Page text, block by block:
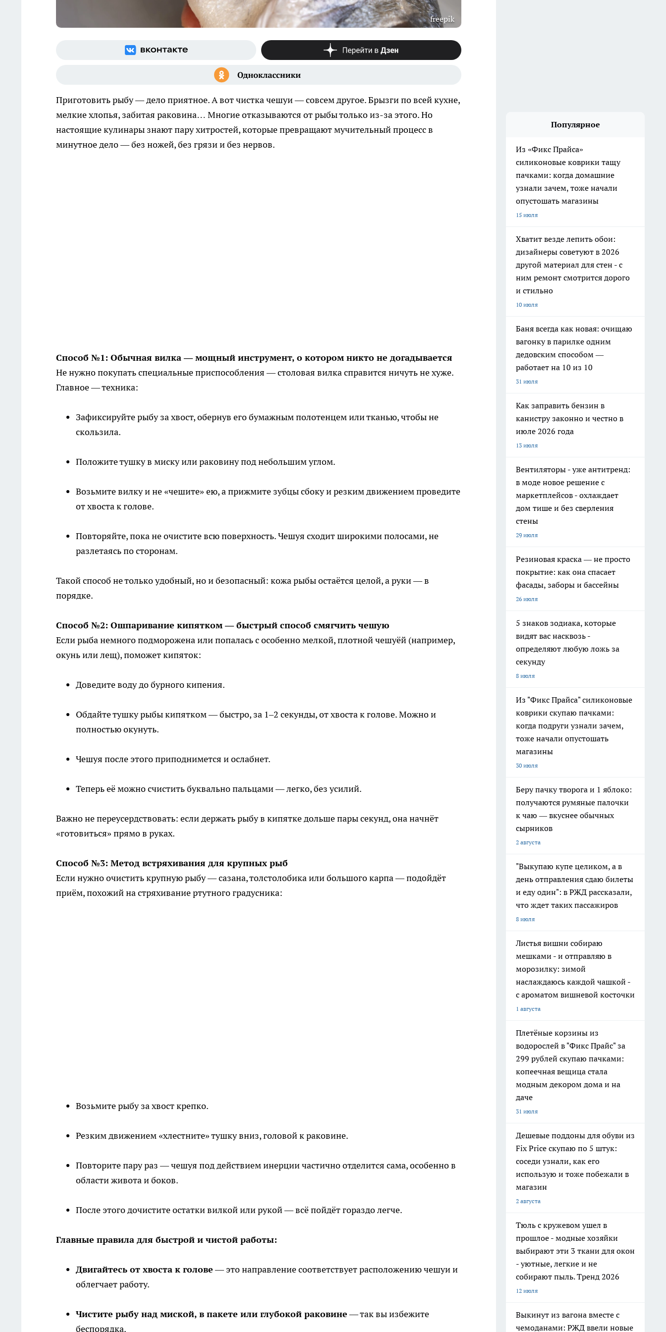
freepik
Приготовить рыбу — дело приятное. А вот чистка чешуи — совсем другое. Брызги по всей кухне,
мелкие хлопья, забитая раковина… Многие отказываются от рыбы только из-за этого. Но
настоящие кулинары знают пару хитростей, которые превращают мучительный процесс в
минутное дело — без ножей, без грязи и без нервов.
Способ №1: Обычная вилка — мощный инструмент, о котором никто не догадывается
Не нужно покупать специальные приспособления — столовая вилка справится ничуть не хуже.
Главное — техника:
Зафиксируйте рыбу за хвост, обернув его бумажным полотенцем или тканью, чтобы не
скользила.
Положите тушку в миску или раковину под небольшим углом.
Возьмите вилку и не «чешите» ею, а прижмите зубцы сбоку и резким движением проведите
от хвоста к голове.
Повторяйте, пока не очистите всю поверхность. Чешуя сходит широкими полосами, не
разлетаясь по сторонам.
Такой способ не только удобный, но и безопасный: кожа рыбы остаётся целой, а руки — в
порядке.
Способ №2: Ошпаривание кипятком — быстрый способ смягчить чешую
Если рыба немного подморожена или попалась с особенно мелкой, плотной чешуёй (например,
окунь или лещ), поможет кипяток:
Доведите воду до бурного кипения.
Обдайте тушку рыбы кипятком — быстро, за 1–2 секунды, от хвоста к голове. Можно и
полностью окунуть.
Чешуя после этого приподнимется и ослабнет.
Теперь её можно счистить буквально пальцами — легко, без усилий.
Важно не переусердствовать: если держать рыбу в кипятке дольше пары секунд, она начнёт
«готовиться» прямо в руках.
Способ №3: Метод встряхивания для крупных рыб
Если нужно очистить крупную рыбу — сазана, толстолобика или большого карпа — подойдёт
приём, похожий на стряхивание ртутного градусника:
Возьмите рыбу за хвост крепко.
Резким движением «хлестните» тушку вниз, головой к раковине.
Повторите пару раз — чешуя под действием инерции частично отделится сама, особенно в
области живота и боков.
После этого дочистите остатки вилкой или рукой — всё пойдёт гораздо легче.
Главные правила для быстрой и чистой работы:
Двигайтесь от хвоста к голове— это направление соответствует расположению чешуи и
облегчает работу.
Чистите рыбу над миской, в пакете или глубокой раковине— так вы избежите
беспорядка.
Популярное
Из «Фикс Прайса»
силиконовые коврики тащу
пачками: когда домашние
узнали зачем, тоже начали
опустошать магазины
15 июля
Хватит везде лепить обои:
дизайнеры советуют в 2026
другой материал для стен - с
ним ремонт смотрится дорого
и стильно
10 июля
Баня всегда как новая: очищаю
вагонку в парилке одним
дедовским способом —
работает на 10 из 10
31 июля
Как заправить бензин в
канистру законно и честно в
июле 2026 года
13 июля
Вентиляторы - уже антитренд:
в моде новое решение с
маркетплейсов - охлаждает
дом тише и без сверления
стены
29 июля
Резиновая краска — не просто
покрытие: как она спасает
фасады, заборы и бассейны
26 июля
5 знаков зодиака, которые
видят вас насквозь -
определяют любую ложь за
секунду
8 июля
Из "Фикс Прайса" силиконовые
коврики скупаю пачками:
когда подруги узнали зачем,
тоже начали опустошать
магазины
30 июля
Беру пачку творога и 1 яблоко:
получаются румяные палочки
к чаю — вкуснее обычных
сырников
2 августа
"Выкупаю купе целиком, а в
день отправления сдаю билеты
и еду один": в РЖД рассказали,
что ждет таких пассажиров
8 июля
Листья вишни собираю
мешками - и отправляю в
морозилку: зимой
наслаждаюсь каждой чашкой -
с ароматом вишневой косточки
1 августа
Плетёные корзины из
водорослей в "Фикс Прайс" за
299 рублей скупаю пачками:
копеечная вещица стала
модным декором дома и на
даче
31 июля
Дешевые поддоны для обуви из
Fix Price скупаю по 5 штук:
соседи узнали, как его
использую и тоже побежали в
магазин
2 августа
Тюль с кружевом ушел в
прошлое - модные хозяйки
выбирают эти 3 ткани для окон
- уютные, легкие и не
собирают пыль. Тренд 2026
12 июля
Выкинут из вагона вместе с
чемоданами: РЖД ввели новые